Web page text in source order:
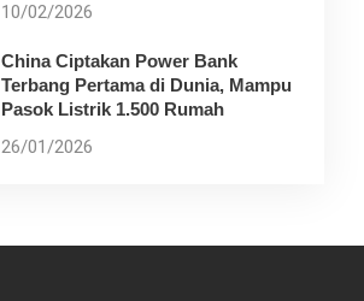
10/02/2026
China Ciptakan Power Bank
Terbang Pertama di Dunia, Mampu
Pasok Listrik 1.500 Rumah
26/01/2026